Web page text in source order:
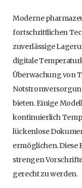
Moderne
fortschrittlichen
zuverlässige
digitale
Überwachung von
bieten. Einige
kontinuierlich
lückenlose
ermöglichen. Diese
strengen
gerecht zu werden.